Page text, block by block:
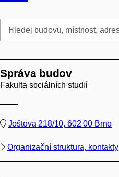
Správa budov
Fakulta sociálních studií
Joštova 218/10, 602 00 Brno
Organizační struktura, kontakty